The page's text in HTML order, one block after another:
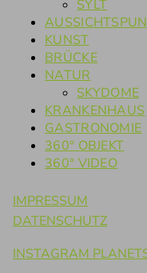
SYLT
KUNST
BRÜCKE
NATUR
SKYDOME
KRANKENHAUS
GASTRONOMIE
360° OBJEKT
360° VIDEO
IMPRESSUM
DATENSCHUTZ
INSTAGRAM